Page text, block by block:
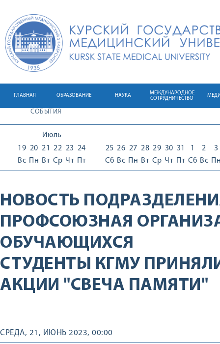
ГЛАВНАЯ ОБРАЗОВАНИЕ НАУКА
МЕЖДУНАРОДНОЕ
СОТРУДНИЧЕСТВО
СОБЫТИЯ
Июль
19
Вс
20
Пн
21
Вт
22
Ср
23
Чт
24
Пт
25
Сб
26
Вс
27
Пн
28
Вт
29
Ср
30
Чт
31
Пт
1
Сб
2
Вс
3
НОВОСТЬ
ПРОФСОЮЗНАЯ
ОБУЧАЮЩИХСЯ
СТУДЕНТЫ КГМУ
АКЦИИ "СВЕЧА ПАМЯТИ"
СРЕДА, 21, ИЮНЬ 2023, 00:00